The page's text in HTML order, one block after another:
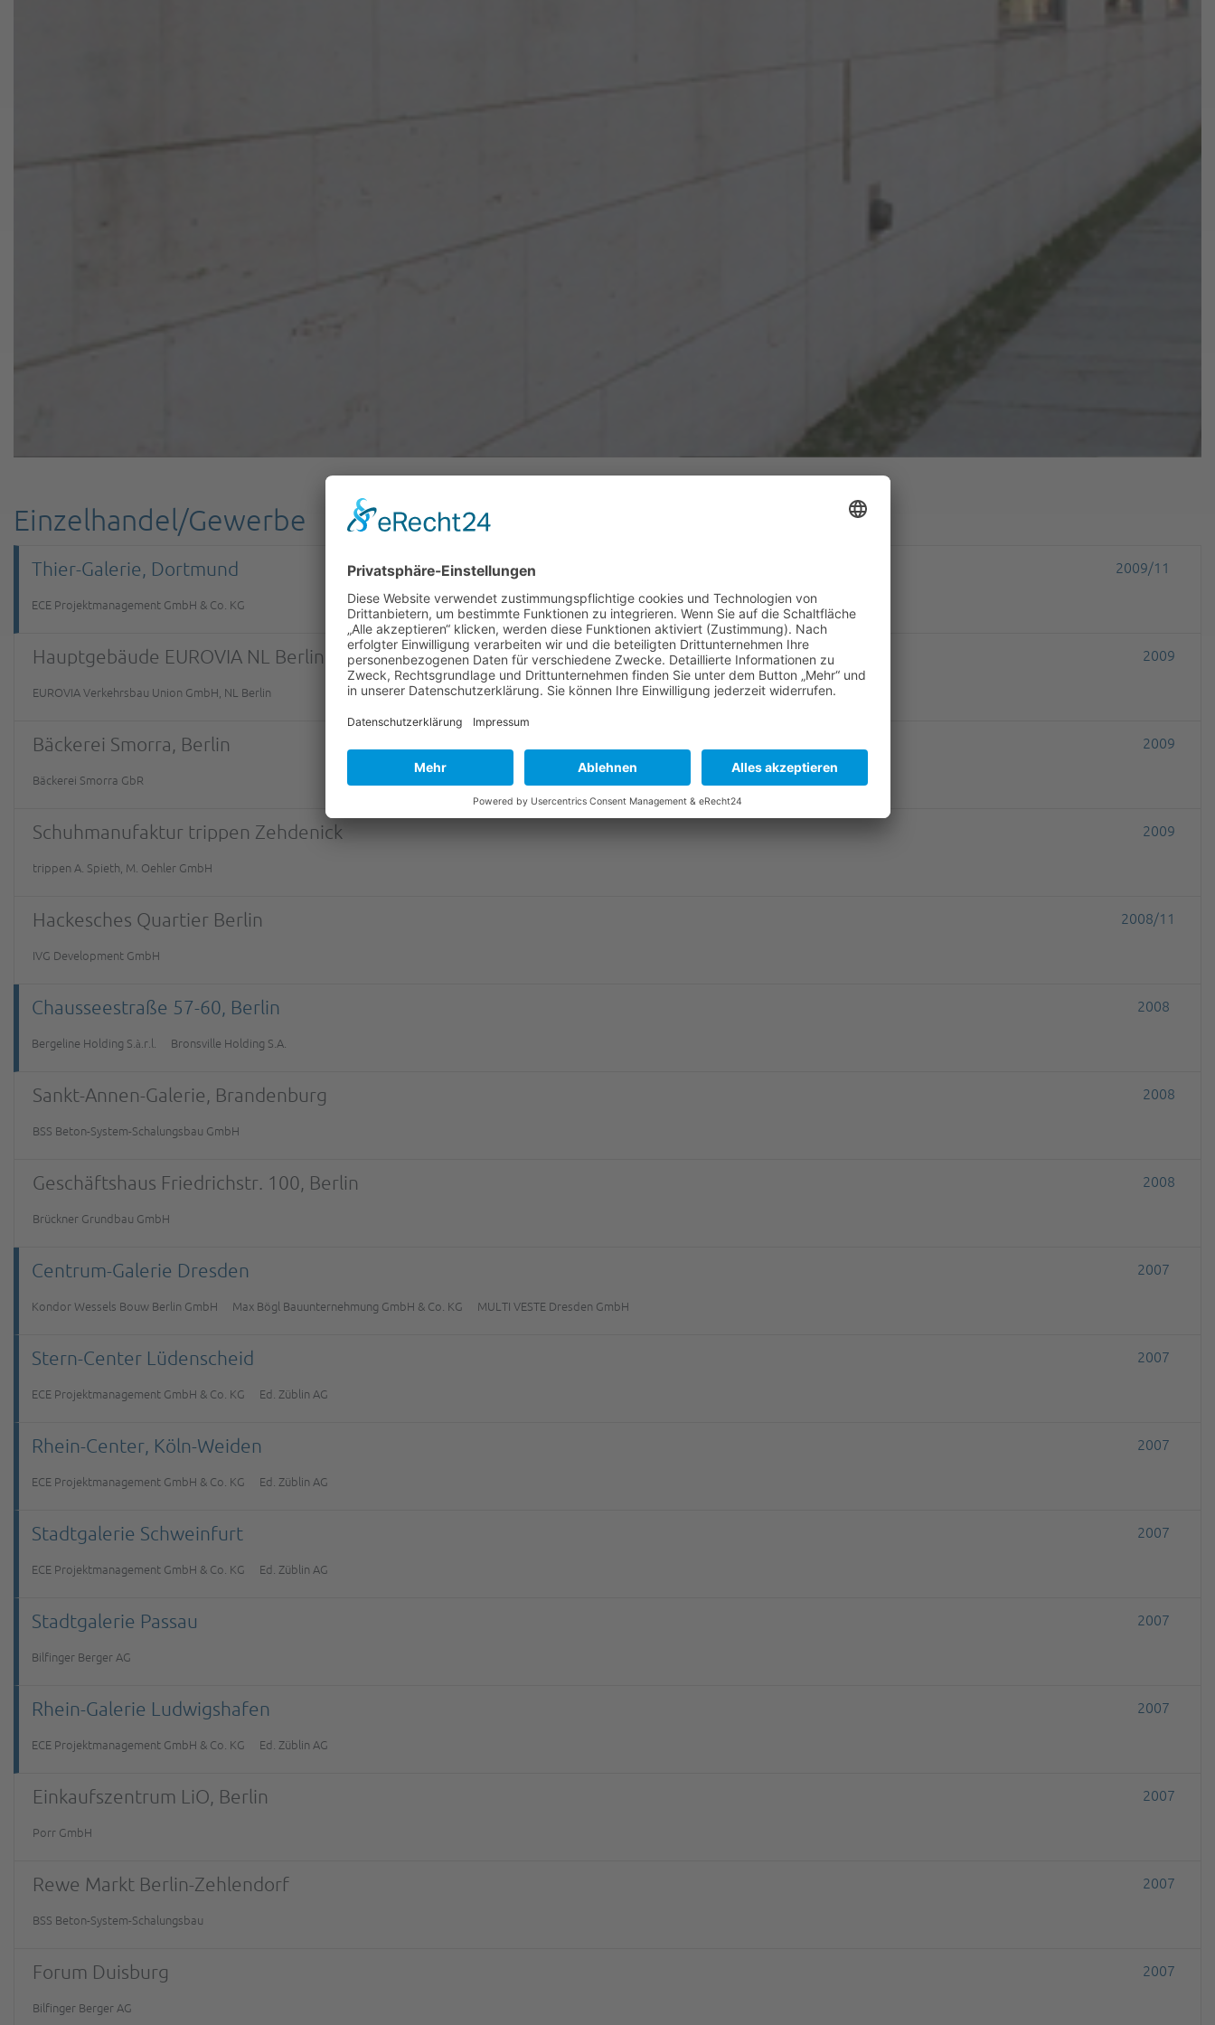
Einzelhandel/Gewerbe
Thier-Galerie, Dortmund 2009/11
ECE Projektmanagement GmbH & Co. KG
Hauptgebäude EUROVIA NL Berlin 2009
EUROVIA Verkehrsbau Union GmbH, NL Berlin
Bäckerei Smorra, Berlin 2009
Bäckerei Smorra GbR
Schuhmanufaktur trippen Zehdenick 2009
trippen A. Spieth, M. Oehler GmbH
Hackesches Quartier Berlin 2008/11
IVG Development GmbH
Chausseestraße 57-60, Berlin 2008
Bergeline Holding S.à.r.l. Bronsville Holding S.A.
Sankt-Annen-Galerie, Brandenburg 2008
BSS Beton-System-Schalungsbau GmbH
Geschäftshaus Friedrichstr. 100, Berlin 2008
Brückner Grundbau GmbH
Centrum-Galerie Dresden 2007
Kondor Wessels Bouw Berlin GmbH Max Bögl Bauunternehmung GmbH & Co. KG MULTI VESTE Dresden GmbH
Stern-Center Lüdenscheid 2007
ECE Projektmanagement GmbH & Co. KG Ed. Züblin AG
Rhein-Center, Köln-Weiden 2007
ECE Projektmanagement GmbH & Co. KG Ed. Züblin AG
Stadtgalerie Schweinfurt 2007
ECE Projektmanagement GmbH & Co. KG Ed. Züblin AG
Stadtgalerie Passau 2007
Bilfinger Berger AG
Rhein-Galerie Ludwigshafen 2007
ECE Projektmanagement GmbH & Co. KG Ed. Züblin AG
Einkaufszentrum LiO, Berlin 2007
Porr GmbH
Rewe Markt Berlin-Zehlendorf 2007
BSS Beton-System-Schalungsbau
Forum Duisburg 2007
Bilfinger Berger AG